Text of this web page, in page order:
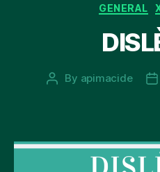
GENERAL
Post
By apimacide